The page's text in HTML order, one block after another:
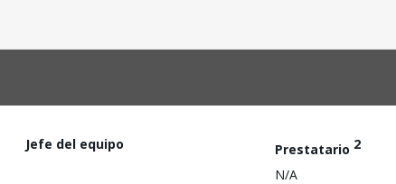
Jefe del equipo Prestatario 2
N/A